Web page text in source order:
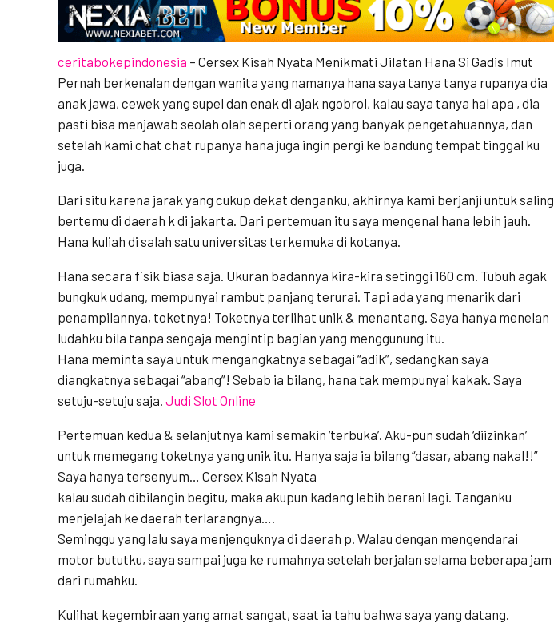
ceritabokepindonesia – Cersex Kisah Nyata Menikmati Jilatan Hana Si Gadis Imut
Pernah berkenalan dengan wanita yang namanya hana saya tanya tanya rupanya dia
anak jawa, cewek yang supel dan enak di ajak ngobrol, kalau saya tanya hal apa , dia
pasti bisa menjawab seolah olah seperti orang yang banyak pengetahuannya, dan
setelah kami chat chat rupanya hana juga ingin pergi ke bandung tempat tinggal ku
juga.
Dari situ karena jarak yang cukup dekat denganku, akhirnya kami berjanji untuk saling
bertemu di daerah k di jakarta. Dari pertemuan itu saya mengenal hana lebih jauh.
Hana kuliah di salah satu universitas terkemuka di kotanya.
Hana secara fisik biasa saja. Ukuran badannya kira-kira setinggi 160 cm. Tubuh agak
bungkuk udang, mempunyai rambut panjang terurai. Tapi ada yang menarik dari
penampilannya, toketnya! Toketnya terlihat unik & menantang. Saya hanya menelan
ludahku bila tanpa sengaja mengintip bagian yang menggunung itu.
Hana meminta saya untuk mengangkatnya sebagai “adik”, sedangkan saya
diangkatnya sebagai “abang”! Sebab ia bilang, hana tak mempunyai kakak. Saya
setuju-setuju saja. Judi Slot Online
Pertemuan kedua & selanjutnya kami semakin ‘terbuka’. Aku-pun sudah ‘diizinkan’
untuk memegang toketnya yang unik itu. Hanya saja ia bilang “dasar, abang nakal!!”
Saya hanya tersenyum… Cersex Kisah Nyata
kalau sudah dibilangin begitu, maka akupun kadang lebih berani lagi. Tanganku
menjelajah ke daerah terlarangnya….
Seminggu yang lalu saya menjenguknya di daerah p. Walau dengan mengendarai
motor bututku, saya sampai juga ke rumahnya setelah berjalan selama beberapa jam
dari rumahku.
Kulihat kegembiraan yang amat sangat, saat ia tahu bahwa saya yang datang.